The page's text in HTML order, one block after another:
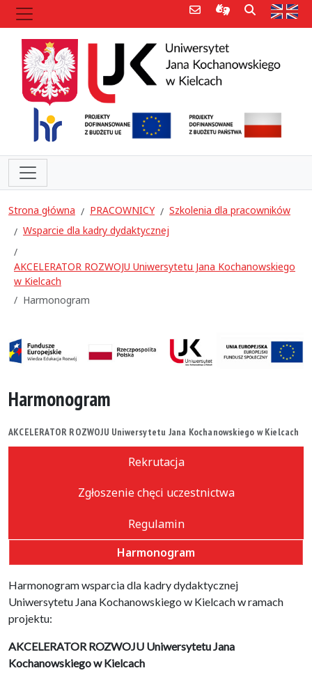
Poczta e-mailInformacje dla
Szukaj
Strona główna PRACOWNICY
Szkolenia dla pracowników
Wsparcie dla kadry dydaktycznej
AKCELERATOR ROZWOJU Uniwersytetu Jana Kochanowskiego
w Kielcach
Harmonogram
Harmonogram
AKCELERATOR ROZWOJU Uniwersytetu Jana Kochanowskiego w Kielcach
Rekrutacja
Zgłoszenie chęci uczestnictwa
Regulamin
Harmonogram
Harmonogram wsparcia dla kadry dydaktycznej
Uniwersytetu Jana Kochanowskiego w Kielcach w ramach
projektu:
AKCELERATOR ROZWOJU Uniwersytetu Jana
Kochanowskiego w Kielcach